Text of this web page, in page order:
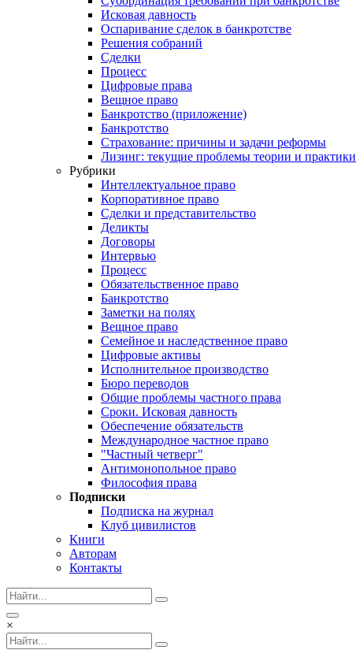
Исковая давность
Оспаривание сделок в банкротстве
Решения собраний
Сделки
Процесс
Цифровые права
Вещное право
Банкротство (приложение)
Банкротство
Страхование: причины и задачи реформы
Лизинг: текущие проблемы теории и практики
Рубрики
Интеллектуальное право
Корпоративное право
Сделки и представительство
Деликты
Договоры
Интервью
Процесс
Обязательственное право
Банкротство
Заметки на полях
Вещное право
Семейное и наследственное право
Цифровые активы
Исполнительное производство
Бюро переводов
Общие проблемы частного права
Сроки. Исковая давность
Обеспечение обязательств
Международное частное право
"Частный четверг"
Антимонопольное право
Философия права
Подписки
Подписка на журнал
Клуб цивилистов
Книги
Авторам
Контакты
×